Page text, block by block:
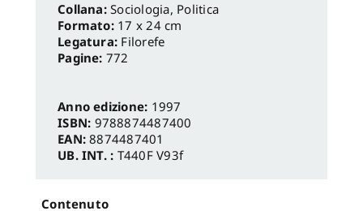
Sociologia, Politica
Formato: 17 x 24 cm
Legatura: Filorefe
Pagine: 772
Anno edizione: 1997
ISBN: 9788874487400
EAN:8874487401
UB. INT. : T440F V93f
Contenuto